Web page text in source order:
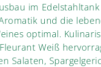
im
und die
optimal.
Weiß
Salaten,